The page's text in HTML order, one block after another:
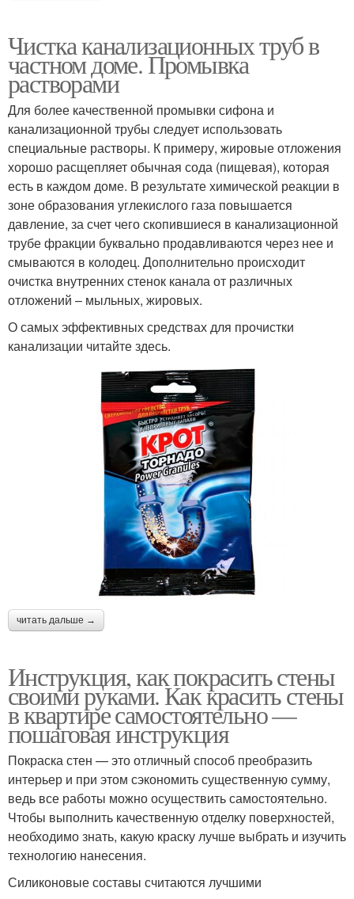
Чистка канализационных труб в
частном доме. Промывка
растворами
Для более качественной промывки сифона и
канализационной трубы следует использовать
специальные растворы. К примеру, жировые отложения
хорошо расщепляет обычная сода (пищевая), которая
есть в каждом доме. В результате химической реакции в
зоне образования углекислого газа повышается
давление, за счет чего скопившиеся в канализационной
трубе фракции буквально продавливаются через нее и
смываются в колодец. Дополнительно происходит
очистка внутренних стенок канала от различных
отложений – мыльных, жировых.
О самых эффективных средствах для прочистки
канализации читайте здесь.
читать дальше →
Инструкция, как покрасить стены
своими руками. Как красить стены
в квартире самостоятельно —
пошаговая инструкция
Покраска стен — это отличный способ преобразить
интерьер и при этом сэкономить существенную сумму,
ведь все работы можно осуществить самостоятельно.
Чтобы выполнить качественную отделку поверхностей,
необходимо знать, какую краску лучше выбрать и изучить
технологию нанесения.
Силиконовые составы считаются лучшими